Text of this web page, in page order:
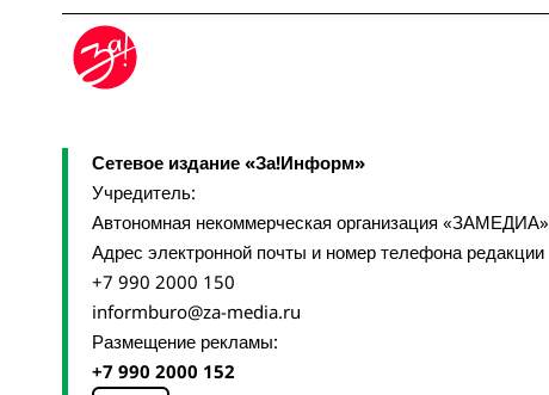
Сетевое издание «За!Информ»
Учредитель:
Автономная некоммерческая организация «ЗАМЕДИА»
Адрес электронной почты и номер телефона редакции
+7 990 2000 150
informburo@za-media.ru
Размещение рекламы:
+7 990 2000 152